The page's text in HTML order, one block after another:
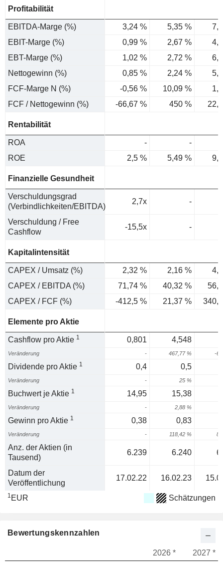
Profitabilität
EBITDA-Marge (%) 3,24 % 5,35 %
EBIT-Marge (%)
0,99 % 2,67 %
EBT-Marge (%)
1,02 % 2,72 %
Nettogewinn (%)
0,85 % 2,24 %
FCF-Marge N (%)
-0,56 % 10,09 %
FCF / Nettogewinn (%)
-66,67 % 450 %
Rentabilität
ROA -
-
ROE
2,5 % 5,49 %
Finanzielle Gesundheit
Verschuldungsgrad
(Verbindlichkeiten/EBITDA)
2,7x -
Verschuldung / Free
Cashflow
-15,5x -
Kapitalintensität
CAPEX / Umsatz (%) 2,32 % 2,16 %
CAPEX / EBITDA (%)
71,74 % 40,32 %
CAPEX / FCF (%)
-412,5 % 21,37 %
Elemente pro Aktie
Cashflow pro Aktie 1 0,801 4,548
Veränderung - 467,77 % -
Dividende pro Aktie 1 0,4 0,5
Veränderung - 25 %
Buchwert je Aktie 1 14,95 15,38
Veränderung - 2,88 %
Gewinn pro Aktie 1 0,38 0,83
Veränderung - 118,42 %
Anz. der Aktien (in
Tausend)
6.239 6.240
Datum der
Veröffentlichung
17.02.22 16.02.23
1 EUR Schätzungen
Bewertungskennzahlen
2026 * 2027 *